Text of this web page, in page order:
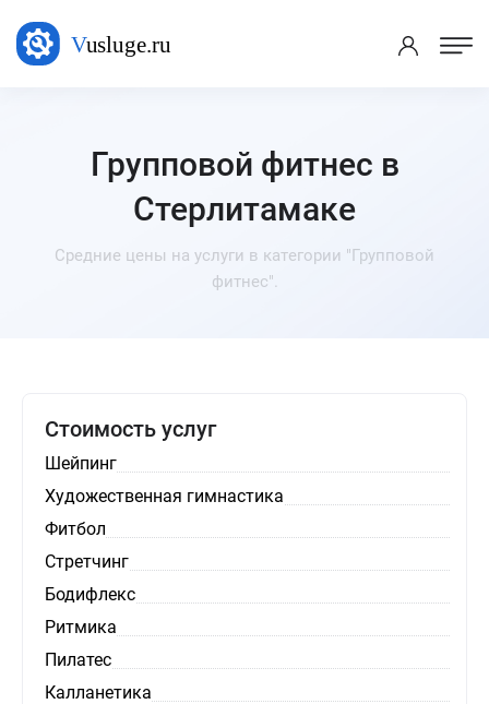
Групповой фитнес в
Стерлитамаке
Средние цены на услуги в категории "Групповой
фитнес".
Стоимость услуг
Шейпинг
Художественная гимнастика
Фитбол
Стретчинг
Бодифлекс
Ритмика
Пилатес
Калланетика